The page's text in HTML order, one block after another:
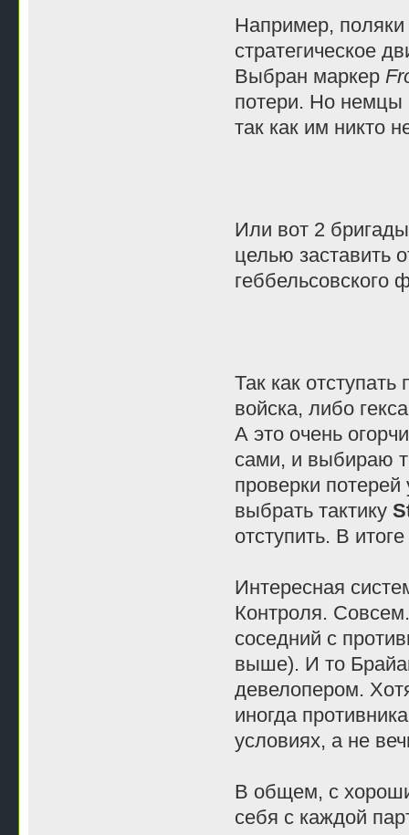
Например,
стратегическое
Выбран маркер
потери. Но
так как им никто
Или вот 2
целью заставить
геббельсовского
Так как
войска, либо
А это очень
сами, и выбираю
проверки
выбрать тактику
отступить. В
Интересная
Контроля.
соседний с
выше). И то
девелопером.
иногда
условиях, а не
В общем, с
себя с каждой